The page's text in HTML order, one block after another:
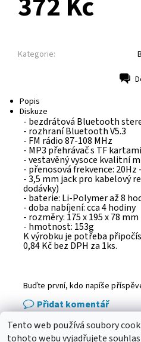
Kategorie:
Popis
Diskuze
- bezdrátová Bluetooth
- rozhraní Bluetooth V5.3
- FM rádio 87-108 MHz
- MP3 přehrávač s TF
- vestavěný vysoce kvalitní
- přenosová frekvence: 20Hz
- 3,5 mm jack pro kabelový
dodávky)
- baterie: Li-Polymer až 8
- doba nabíjení: cca 4 hodiny
- rozměry: 175 x 195 x 78 mm
- hmotnost: 153g
K výrobku je potřeba
0,84 Kč bez DPH za 1ks.
Buďte první, kdo napíše
Přidat komentář
eshop -
Tento web používá soubory
tohoto webu vyjadřujete